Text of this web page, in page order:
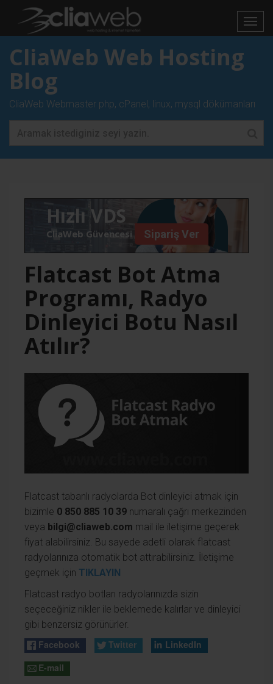
CliaWeb Web Hosting
Blog
CliaWeb Webmaster php, cPanel, linux, mysql dökümanları
Hızlı VDS
CliaWeb Güvencesi İleSipariş Ver
Flatcast Bot Atma
Programı, Radyo
Dinleyici Botu Nasıl
Atılır?
Flatcast tabanlı radyolarda Bot dinleyici atmak için
bizimle 0 850 885 10 39 numaralı çağrı merkezinden
veya bilgi@cliaweb.com mail ile iletişime geçerek
fiyat alabilirsiniz. Bu sayede adetli olarak flatcast
radyolarınıza otomatik bot attırabilirsiniz. İletişime
geçmek için TIKLAYIN
Flatcast radyo botları radyolarınızda sizin
seçeceğiniz nikler ile beklemede kalırlar ve dinleyici
gibi benzersiz görünürler.
Facebook Twitter
LinkedIn
E-mail